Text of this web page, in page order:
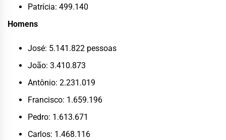
Patrícia: 499.140
Homens
José: 5.141.822 pessoas
João: 3.410.873
Antônio: 2.231.019
Francisco: 1.659.196
Pedro: 1.613.671
Carlos: 1.468.116